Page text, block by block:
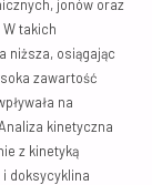
jonów oraz
takich
niższa, osiągając
zawartość
na
kinetyczna
z kinetyką
doksycyklina